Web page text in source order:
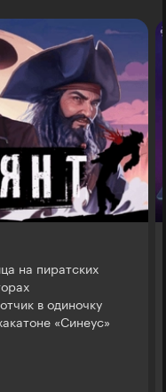
на пиратских
в одиночку
«Синеус»